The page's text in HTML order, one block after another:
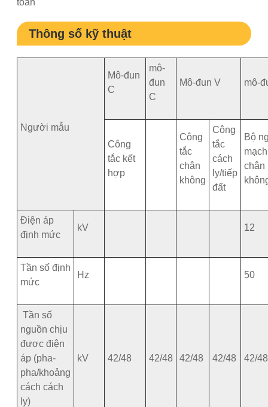
Thông số kỹ thuật
Người mẫu
Mô-đun
C
mô-
đun
C
Mô-đun V mô-
Công
tắc kết
hợp
Công
tắc
chân
không
Công
tắc
cách
ly/tiếp
đất
Bộ
mạch
chân
Điện áp
định mức
kV 12
Tần số định
mức
Hz 50
Tần số
nguồn chịu
được điện
áp (pha-
pha/khoảng
cách cách
ly)
kV 42/48 42/48 42/48 42/48 42/48